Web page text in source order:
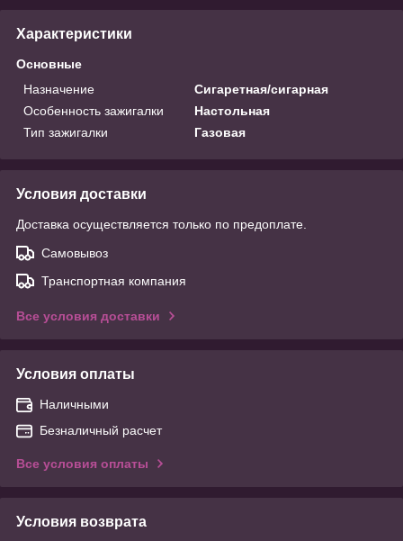
Характеристики
Основные
Назначение
Сигаретная/сигарная
Особенность зажигалки
Настольная
Тип зажигалки
Газовая
Условия доставки
Доставка осуществляется только по предоплате.
Самовывоз
Транспортная компания
Все условия доставки
Условия оплаты
Наличными
Безналичный расчет
Все условия оплаты
Условия возврата